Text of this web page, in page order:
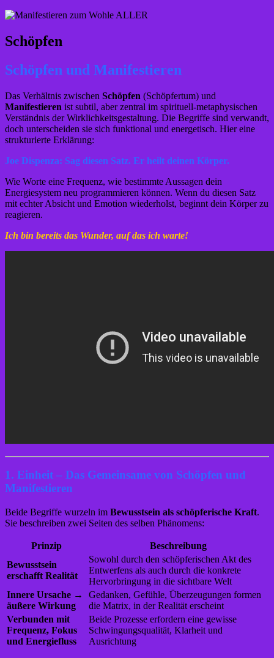
Schöpfen
Schöpfen und Manifestieren
Das Verhältnis zwischen Schöpfen (Schöpfertum) und
Manifestieren ist subtil, aber zentral im spirituell-metaphysischen
Verständnis der Wirklichkeitsgestaltung. Die Begriffe sind verwandt,
doch unterscheiden sie sich funktional und energetisch. Hier eine
strukturierte Erklärung:
Joe Dispenza: Sag diesen Satz. Er heilt deinen Körper.
Wie Worte eine Frequenz, wie bestimmte Aussagen dein
Energiesystem neu programmieren können. Wenn du diesen Satz
mit echter Absicht und Emotion wiederholst, beginnt dein Körper zu
reagieren.
Ich bin bereits das Wunder, auf das ich warte!
1. Einheit – Das Gemeinsame von Schöpfen und
Manifestieren
Beide Begriffe wurzeln im Bewusstsein als schöpferische Kraft.
Sie beschreiben zwei Seiten des selben Phänomens:
Prinzip
Beschreibung
Bewusstsein
erschafft Realität
Sowohl durch den schöpferischen Akt des
Entwerfens als auch durch die konkrete
Hervorbringung in die sichtbare Welt
Innere Ursache →
äußere Wirkung
Gedanken, Gefühle, Überzeugungen formen
die Matrix, in der Realität erscheint
Verbunden mit
Frequenz, Fokus
und Energiefluss
Beide Prozesse erfordern eine gewisse
Schwingungsqualität, Klarheit und
Ausrichtung